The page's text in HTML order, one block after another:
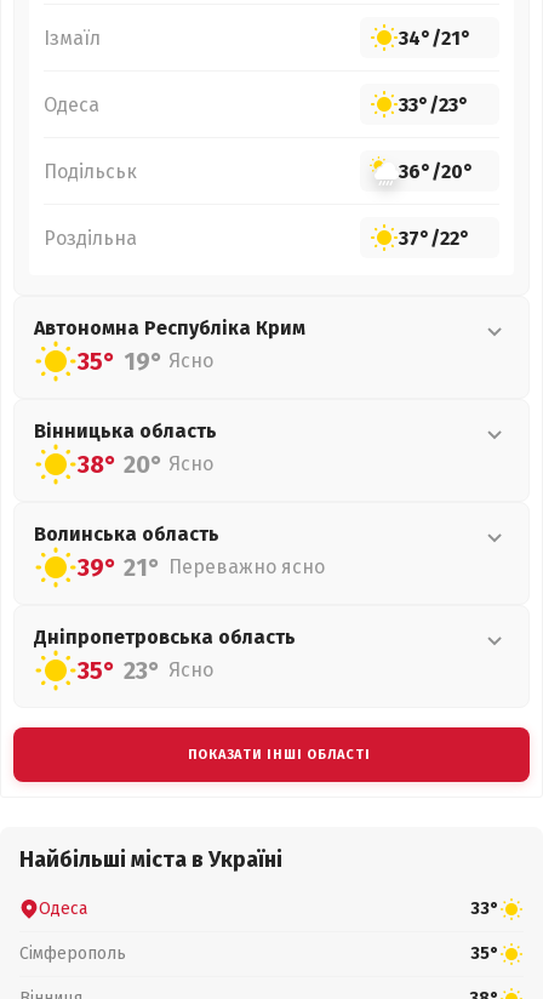
Ізмаїл 34°/21°
Одеса 33°/23°
Подільськ 36°/20°
Роздільна 37°/22°
Автономна Республіка Крим
35° 19° Ясно
Вінницька область
38° 20° Ясно
Волинська область
39° 21° Переважно ясно
Дніпропетровська область
35° 23° Ясно
ПОКАЗАТИ ІНШІ ОБЛАСТІ
Найбільші міста в Україні
Одеса 33°
Сімферополь 35°